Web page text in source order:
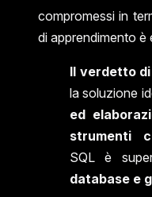
compromessi in
di apprendimento è
Il verdetto
la soluzione
ed
strumenti
SQL è
database e